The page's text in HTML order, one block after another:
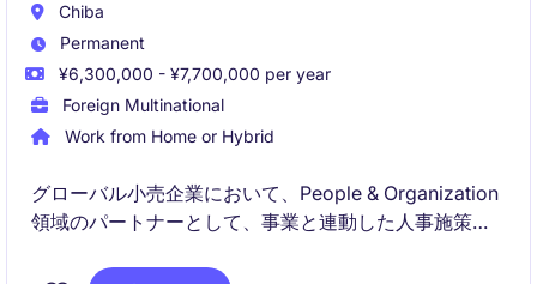
Chiba
Permanent
¥6,300,000 - ¥7,700,000 per year
Foreign Multinational
Work from Home or Hybrid
グローバル小売企業において、People & Organization
領域のパートナーとして、事業と連動した人事施策の
採用・組織開発・従業員体験に関わる幅広い領域で、